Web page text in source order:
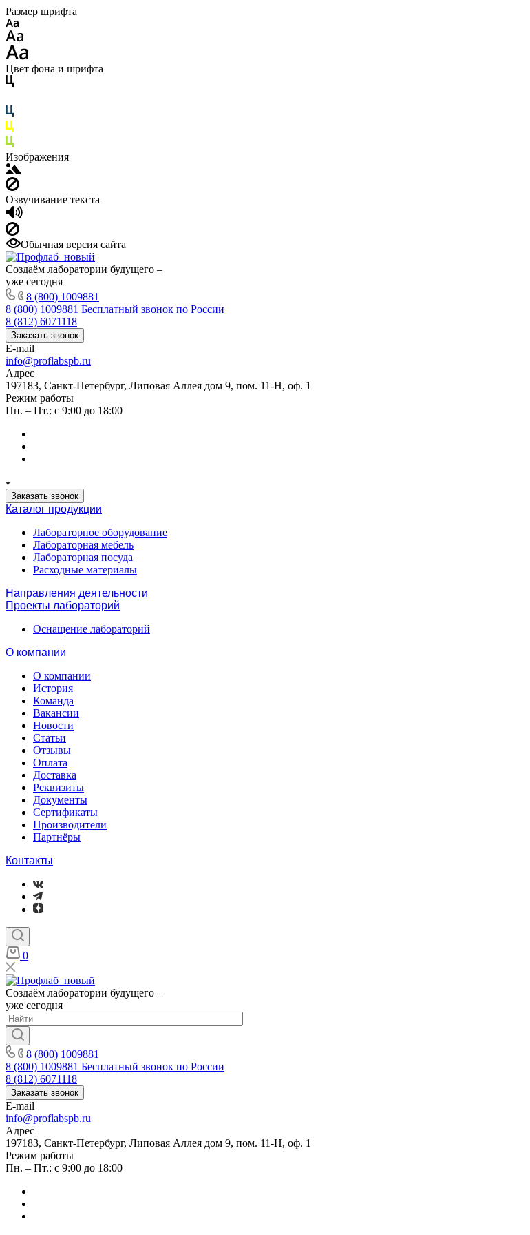
Размер шрифта
Цвет фона и шрифта
Изображения
Озвучивание текста
Обычная версия сайта
Создаём лаборатории будущего –
уже сегодня
8 (800) 1009881
8 (800) 1009881 Бесплатный звонок по России
8 (812) 6071118
Заказать звонок
E-mail
info@proflabspb.ru
Адрес
197183, Санкт-Петербург, Липовая Аллея дом 9, пом. 11-Н, оф. 1
Режим работы
Пн. – Пт.: с 9:00 до 18:00
Заказать звонок
Каталог продукции
Лабораторное оборудование
Лабораторная мебель
Лабораторная посуда
Расходные материалы
Направления деятельности
Проекты лабораторий
Оснащение лабораторий
О компании
О компании
История
Команда
Вакансии
Новости
Статьи
Отзывы
Оплата
Доставка
Реквизиты
Документы
Сертификаты
Производители
Партнёры
Контакты
0
Создаём лаборатории будущего –
уже сегодня
8 (800) 1009881
8 (800) 1009881 Бесплатный звонок по России
8 (812) 6071118
Заказать звонок
E-mail
info@proflabspb.ru
Адрес
197183, Санкт-Петербург, Липовая Аллея дом 9, пом. 11-Н, оф. 1
Режим работы
Пн. – Пт.: с 9:00 до 18:00